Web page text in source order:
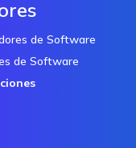
de Software
de Software